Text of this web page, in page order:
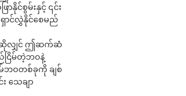
နိုင်စွမ်းနှင့် ၎င်း
ာင်လွှဲနိုင်စေမည်
ဆိုလျှင် ဤဆက်ဆံ
ြိမ်တဲ့ဘဝနဲ့
ဘဝတစ်ခုကို ချစ်
သေချာ